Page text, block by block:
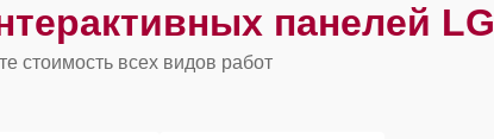
панелей LG
стоимость всех видов работ